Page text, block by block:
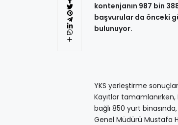
kontenjanın 987 bin
başvurular da önceki
bulunuyor.
YKS yerleştirme
Kayıtlar
bağlı 850 yurt
Genel Müdürü Mustafa